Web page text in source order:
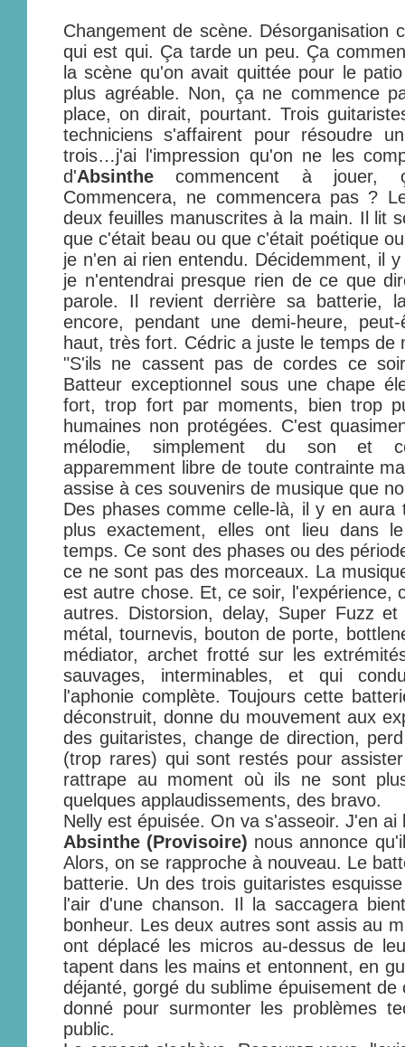
Changement de scène. Désorganisation
qui est qui. Ça tarde un peu. Ça
la scène qu'on avait quittée pour le
plus agréable. Non, ça ne commence
place, on dirait, pourtant. Trois
techniciens s'affairent pour résoudre
trois…j'ai l'impression qu'on ne les
d'Absinthe commencent à jouer,
Commencera, ne commencera pas ?
deux feuilles manuscrites à la main. Il lit
que c'était beau ou que c'était poétique
je n'en ai rien entendu. Décidemment, il
je n'entendrai presque rien de ce que
parole. Il revient derrière sa batterie,
encore, pendant une demi-heure,
haut, très fort. Cédric a juste le temps de
"S'ils ne cassent pas de cordes ce
Batteur exceptionnel sous une chape
fort, trop fort par moments, bien trop
humaines non protégées. C'est
mélodie, simplement du son et
apparemment libre de toute contrainte
assise à ces souvenirs de musique que
Des phases comme celle-là, il y en
plus exactement, elles ont lieu dans
temps. Ce sont des phases ou des
ce ne sont pas des morceaux. La
est autre chose. Et, ce soir, l'expérience,
autres. Distorsion, delay, Super Fuzz
métal, tournevis, bouton de porte,
médiator, archet frotté sur les
sauvages, interminables, et qui
l'aphonie complète. Toujours cette
déconstruit, donne du mouvement aux
des guitaristes, change de direction,
(trop rares) qui sont restés pour
rattrape au moment où ils ne sont
quelques applaudissements, des bravo.
Nelly est épuisée. On va s'asseoir. J'en ai
Absinthe (Provisoire) nous annonce
Alors, on se rapproche à nouveau. Le
batterie. Un des trois guitaristes
l'air d'une chanson. Il la saccagera
bonheur. Les deux autres sont assis au
ont déplacé les micros au-dessus de
tapent dans les mains et entonnent, en
déjanté, gorgé du sublime épuisement
donné pour surmonter les problèmes
public.